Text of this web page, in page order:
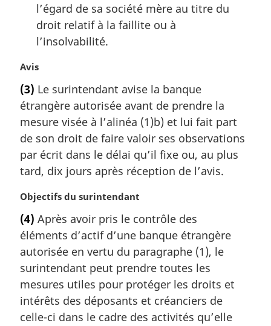
l’égard de sa société mère au titre du
droit relatif à la faillite ou à
l’insolvabilité.
N
t
e
m
a
g
i
a
l
e
:
Avis
(3) Le surintendant avise la banque
étrangère autorisée avant de prendre la
mesure visée à l’alinéa (1)b) et lui fait part
de son droit de faire valoir ses observations
par écrit dans le délai qu’il fixe ou, au plus
tard, dix jours après réception de l’avis.
N
t
e
m
a
g
i
n
Objectifs du surintendant
(4) Après avoir pris le contrôle des
éléments d’actif d’une banque étrangère
autorisée en vertu du paragraphe (1), le
surintendant peut prendre toutes les
mesures utiles pour protéger les droits et
intérêts des déposants et créanciers de
celle-ci dans le cadre des activités qu’elle